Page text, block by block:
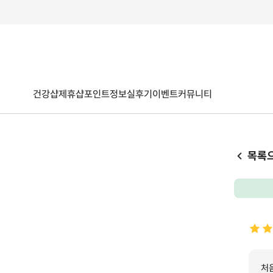
건강샵제휴샵포인트정보실후기이벤트커뮤니티
목록
처